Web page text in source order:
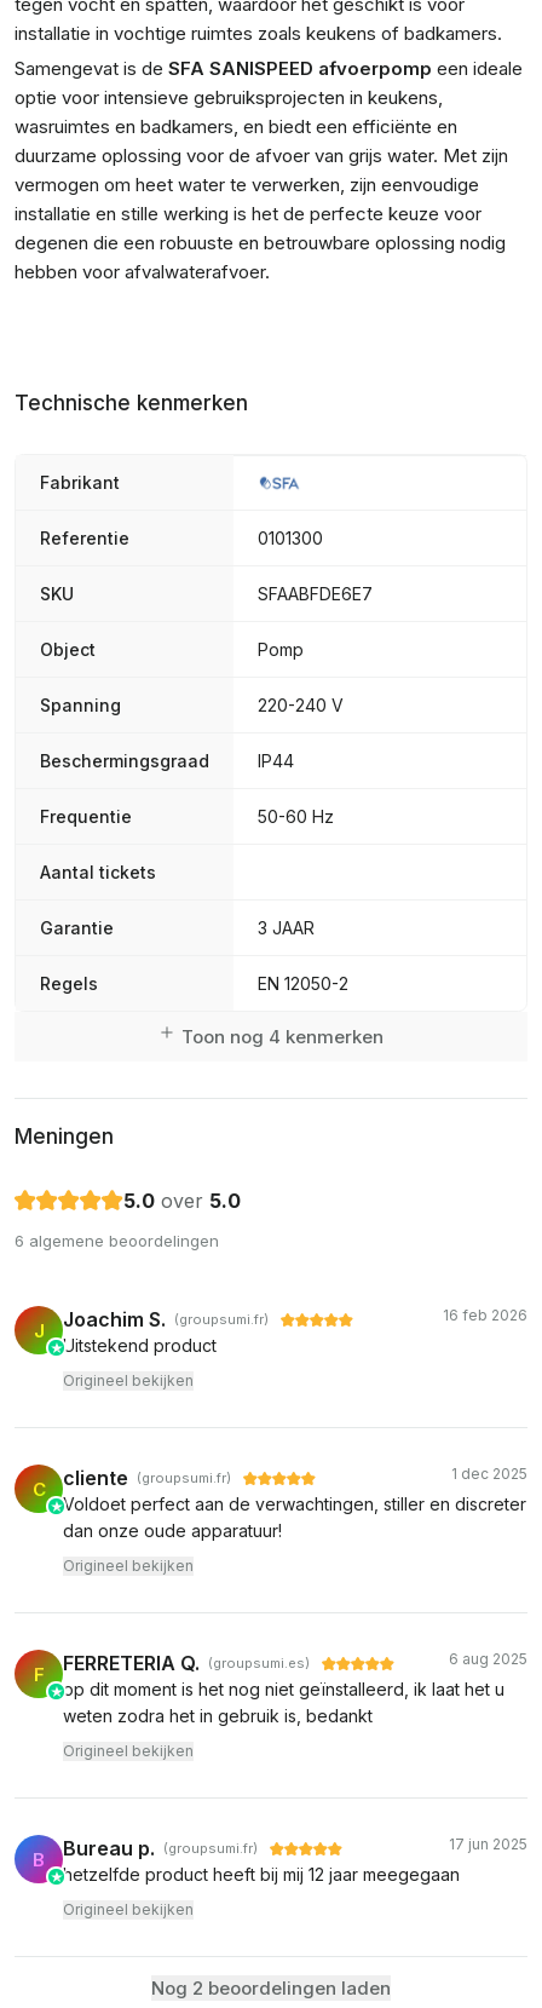
installatie in vochtige ruimtes zoals keukens of badkamers.
Samengevat is de SFA SANISPEED afvoerpomp een ideale
optie voor intensieve gebruiksprojecten in keukens,
wasruimtes en badkamers, en biedt een efficiënte en
duurzame oplossing voor de afvoer van grijs water. Met zijn
vermogen om heet water te verwerken, zijn eenvoudige
installatie en stille werking is het de perfecte keuze voor
degenen die een robuuste en betrouwbare oplossing nodig
hebben voor afvalwaterafvoer.
Technische kenmerken
Fabrikant
Referentie 0101300
SKU SFAABFDE6E7
Object Pomp
Spanning 220-240 V
Beschermingsgraad IP44
Frequentie 50-60 Hz
Aantal tickets
Garantie 3 JAAR
Regels EN 12050-2
Toon nog 4 kenmerken
Meningen
5.0 over 5.0
6 algemene beoordelingen
J Joachim S. (groupsumi.fr) 16 feb 2026
Uitstekend product
Origineel bekijken
C cliente (groupsumi.fr) 1 dec 2025
Voldoet perfect aan de verwachtingen, stiller en discreter
dan onze oude apparatuur!
Origineel bekijken
F FERRETERIA Q. (groupsumi.es) 6 aug 2025
op dit moment is het nog niet geïnstalleerd, ik laat het u
weten zodra het in gebruik is, bedankt
Origineel bekijken
B Bureau p. (groupsumi.fr) 17 jun 2025
hetzelfde product heeft bij mij 12 jaar meegegaan
Origineel bekijken
Nog 2 beoordelingen laden